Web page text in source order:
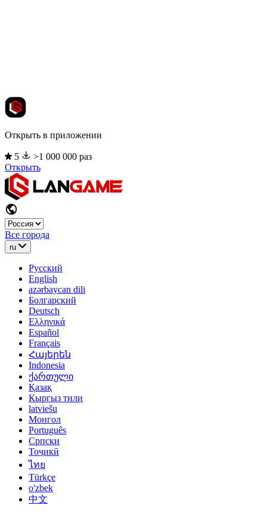
Открыть в приложении
5
>1 000 000 раз
Открыть
Все города
ru
Русский
English
azərbaycan dili
Болгарский
Deutsch
Ελληνικά
Español
Français
Հայերեն
Indonesia
ქართული
Қазақ
Кыргыз тили
latviešu
Монгол
Português
Српски
Тоҷикӣ
ไทย
Türkçe
o'zbek
中文